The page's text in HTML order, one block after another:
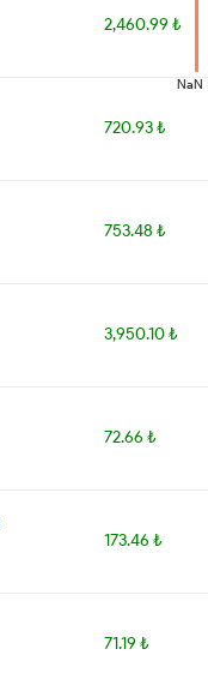
2,460.99 ₺
720.93 ₺
753.48 ₺
3,950.10 ₺
72.66 ₺
173.46 ₺
71.19 ₺
NaN